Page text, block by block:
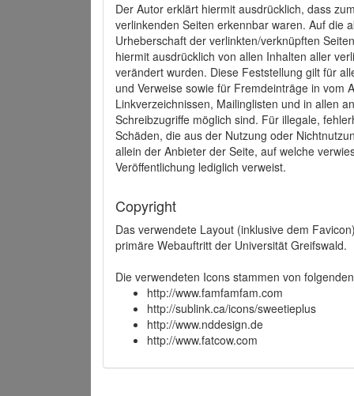
Der Autor erklärt hiermit ausdrücklich, dass
verlinkenden Seiten erkennbar waren. Auf die
Urheberschaft der verlinkten/verknüpften
hiermit ausdrücklich von allen Inhalten aller
verändert wurden. Diese Feststellung gilt für
und Verweise sowie für Fremdeinträge in vom
Linkverzeichnissen, Mailinglisten und in allen
Schreibzugriffe möglich sind. Für illegale,
Schäden, die aus der Nutzung oder
allein der Anbieter der Seite, auf welche
Veröffentlichung lediglich verweist.
Copyright
Das verwendete Layout (inklusive dem
primäre Webauftritt der Universität Greifswald.
Die verwendeten Icons stammen von
http://www.famfamfam.com
http://sublink.ca/icons/sweetieplus
http://www.nddesign.de
http://www.fatcow.com